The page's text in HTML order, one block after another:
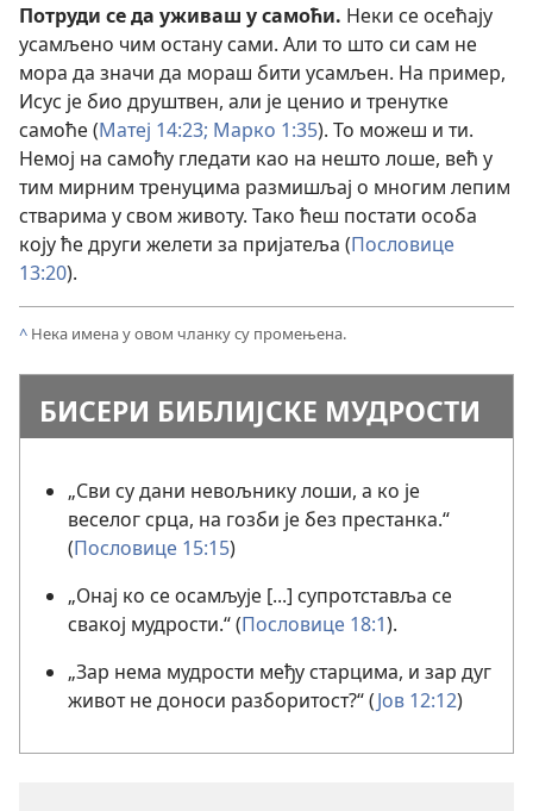
Потруди се да уживаш у самоћи. Неки се осећају
усамљено чим остану сами. Али то што си сам не
мора да значи да мораш бити усамљен. На пример,
Исус је био друштвен, али је ценио и тренутке
самоће (Матеј 14:23; Марко 1:35). То можеш и ти.
Немој на самоћу гледати као на нешто лоше, већ у
тим мирним тренуцима размишљај о многим лепим
стварима у свом животу. Тако ћеш постати особа
коју ће други желети за пријатеља (Пословице
13:20).
^ Нека имена у овом чланку су промењена.
БИСЕРИ БИБЛИЈСКЕ МУДРОСТИ
„Сви су дани невољнику лоши, а ко је
веселог срца, на гозби је без престанка.“
(Пословице 15:15)
„Онај ко се осамљује [...] супротставља се
свакој мудрости.“ (Пословице 18:1).
„Зар нема мудрости међу старцима, и зар дуг
живот не доноси разборитост?“ (Јов 12:12)